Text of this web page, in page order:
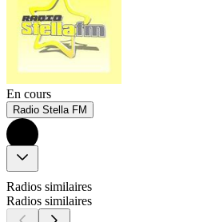
En cours
Radio Stella FM
Radios similaires
Radios similaires